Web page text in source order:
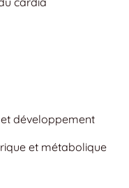
développement
et métabolique